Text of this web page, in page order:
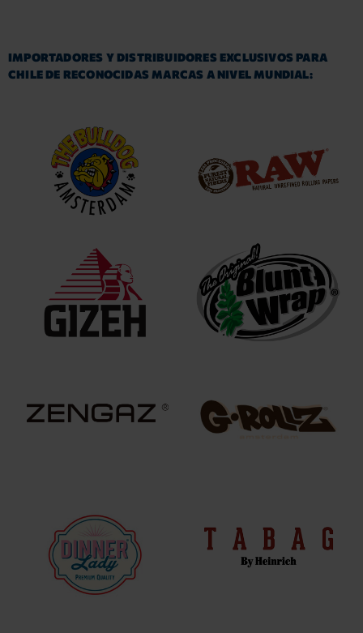
IMPORTADORES Y DISTRIBUIDORES EXCLUSIVOS PARA
CHILE DE RECONOCIDAS MARCAS A NIVEL MUNDIAL: